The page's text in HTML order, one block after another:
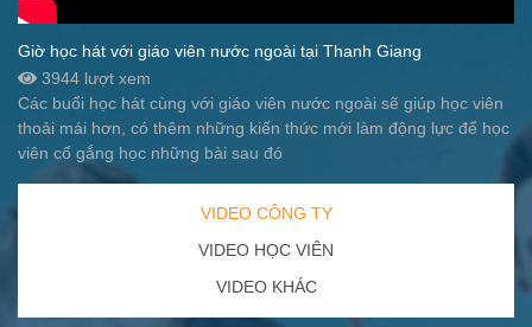
Giờ học hát với giáo viên nước ngoài tại Thanh Giang
3944 lượt xem
Các buổi học hát cùng với giáo viên nước ngoài sẽ giúp học viên
thoải mái hơn, có thêm những kiến thức mới làm động lực để học
viên cố gắng học những bài sau đó
VIDEO CÔNG TY
VIDEO HỌC VIÊN
VIDEO KHÁC